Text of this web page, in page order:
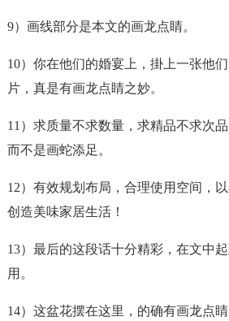
9）画线部分是本文的画龙点睛。
10）你在他们的婚宴上，掛上一张他
片，真是有画龙点睛之妙。
11）求质量不求数量，求精品不求次
而不是画蛇添足。
12）有效规划布局，合理使用空间，以
创造美味家居生活！
13）最后的这段话十分精彩，在文中
用。
14）这盆花摆在这里，的确有画龙点睛